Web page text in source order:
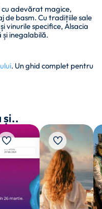
cu adevărat magice,
de basm. Cu tradițiile sale
vinurile specifice, Alsacia
inegalabilă.
. Un ghid complet pentru
și..